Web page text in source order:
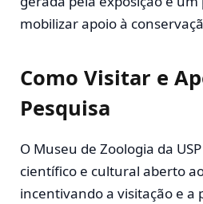
mobilizar apoio à
Como Visitar e
Pesquisa
O Museu de Zoologia da
científico e cultural aberto
incentivando a visitação e a